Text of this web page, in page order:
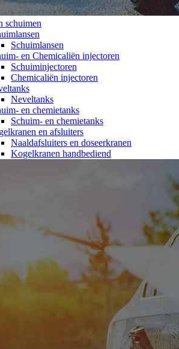
schuimen
Schuimlansen
en Chemicaliën injectoren
Schuiminjectoren
Chemicaliën injectoren
Neveltanks
en chemietanks
Schuim- en chemietanks
en afsluiters
Naaldafsluiters en doseerkranen
Kogelkranen handbediend